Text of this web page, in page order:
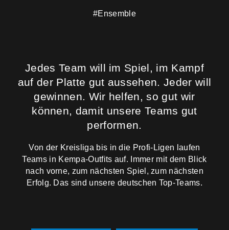
#Ensemble
Jedes Team will im Spiel, im Kampf
auf der Platte gut aussehen. Jeder will
gewinnen. Wir helfen, so gut wir
können, damit unsere Teams gut
performen.
Von der Kreisliga bis in die Profi-Ligen laufen
Teams in Kempa-Outfits auf. Immer mit dem Blick
nach vorne, zum nächsten Spiel, zum nächsten
Erfolg. Das sind unsere deutschen Top-Teams.